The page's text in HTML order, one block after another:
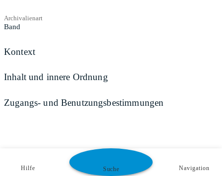
Archivalienart
Band
Kontext
Inhalt und innere Ordnung
Zugangs- und Benutzungsbestimmungen
Hilfe Suche Navigation